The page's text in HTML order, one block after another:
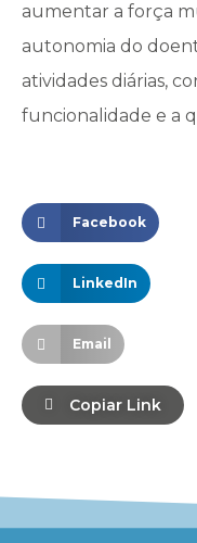
aumentar a força
autonomia do
atividades diárias,
funcionalidade e a
Facebook
LinkedIn
Email
Copiar Link